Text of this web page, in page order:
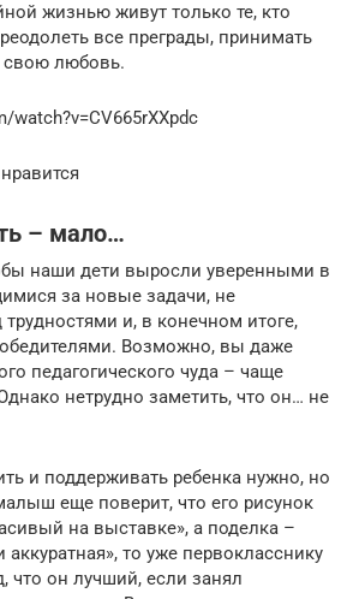
жизнью живут только те, кто
все преграды, принимать
свою любовь.
watch?v=CV665rXXpdc
– мало…
наши дети выросли уверенными в
за новые задачи, не
и, в конечном итоге,
Возможно, вы даже
педагогического чуда – чаще
нетрудно заметить, что он… не
и поддерживать ребенка нужно, но
еще поверит, что его рисунок
на выставке», а поделка –
аккуратная», то уже первокласснику
что он лучший, если занял